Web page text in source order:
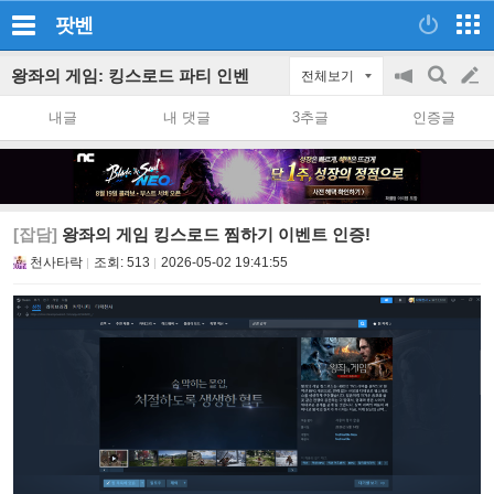
팟벤
왕좌의 게임: 킹스로드 파티 인벤 전체보기
공
on/off
검
색
글
쓰
내글 내 댓글 3추글 인증글
[잡담] 왕좌의 게임 킹스로드 찜하기 이벤트 인증!
천사타락 조회: 513 2026-05-02 19:41:55